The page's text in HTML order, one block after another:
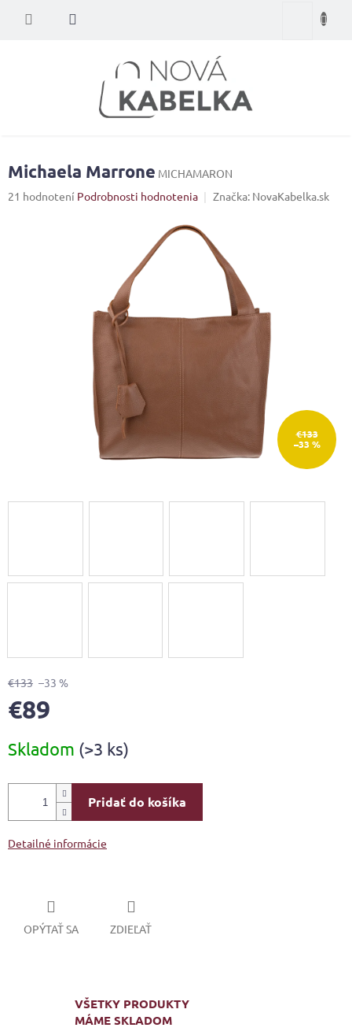
Nákupný
Michaela Marrone MICHAMARON
Priemerné
21 hodnotení Podrobnosti hodnotenia Značka: NovaKabelka.sk
€133
–33 %
€133 –33 %
€89
cena:
Skladom (>3 ks)
Pridať do košíka
Detailné informácie
OPÝTAŤ SA ZDIEĽAŤ
VŠETKY PRODUKTY
MÁME SKLADOM